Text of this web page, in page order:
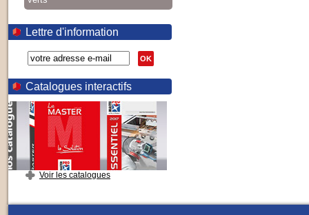
Lettre d'information
OK
Catalogues interactifs
Voir les catalogues